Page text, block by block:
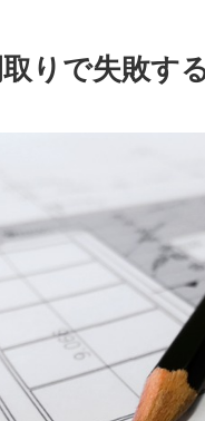
りで失敗す